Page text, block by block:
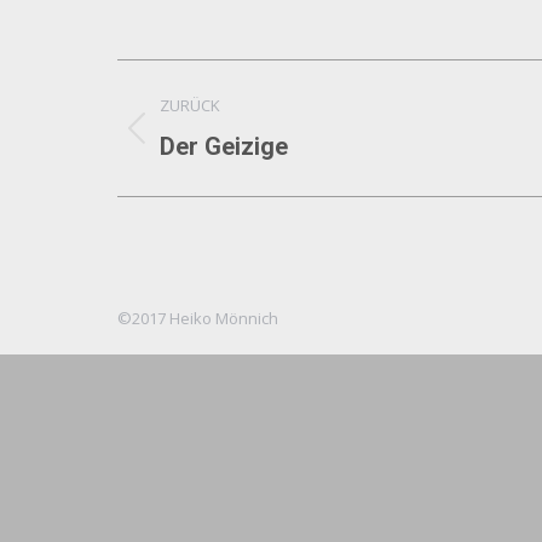
Album-
Navigation
ZURÜCK
Vorheriges
Der Geizige
©2017 Heiko Mönnich